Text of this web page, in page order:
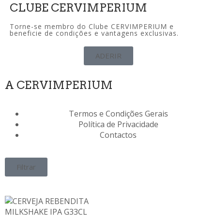
CLUBE CERVIMPERIUM
Torne-se membro do Clube CERVIMPERIUM e
beneficie de condições e vantagens exclusivas.
ADERIR
A CERVIMPERIUM
Termos e Condições Gerais
Política de Privacidade
Contactos
Filtrar